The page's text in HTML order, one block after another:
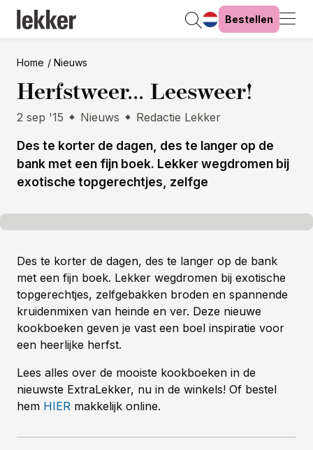
Bestellen
Home Nieuws
Herfstweer... Leesweer!
2 sep '15 Nieuws Redactie Lekker
Des te korter de dagen, des te langer op de
bank met een fijn boek. Lekker wegdromen bij
exotische topgerechtjes, zelfge
Des te korter de dagen, des te langer op de bank
met een fijn boek. Lekker wegdromen bij exotische
topgerechtjes, zelfgebakken broden en spannende
kruidenmixen van heinde en ver. Deze nieuwe
kookboeken geven je vast een boel inspiratie voor
een heerlijke herfst.
Lees alles over de mooiste kookboeken in de
nieuwste ExtraLekker, nu in de winkels! Of bestel
hem HIER makkelijk online.